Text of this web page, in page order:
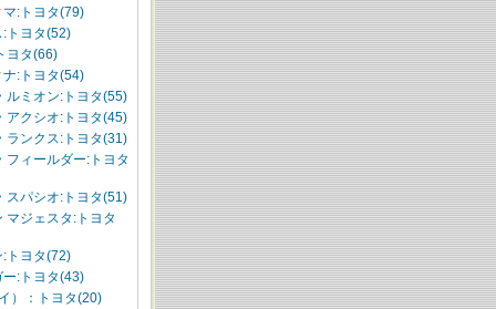
マ:トヨタ(79)
:トヨタ(52)
ヨタ(66)
ナ:トヨタ(54)
ルミオン:トヨタ(55)
アクシオ:トヨタ(45)
ランクス:トヨタ(31)
フィールダー:トヨタ
スパシオ:トヨタ(51)
マジェスタ:トヨタ
:トヨタ(72)
ー:トヨタ(43)
）：トヨタ(20)